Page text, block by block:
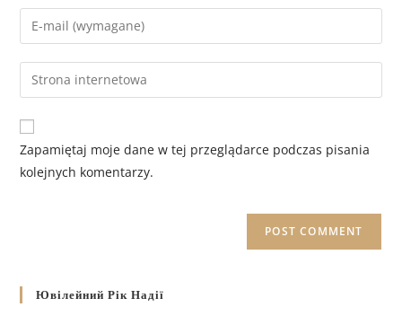
Zapamiętaj moje dane w tej przeglądarce podczas pisania
kolejnych komentarzy.
Ювілейний Рік Надії